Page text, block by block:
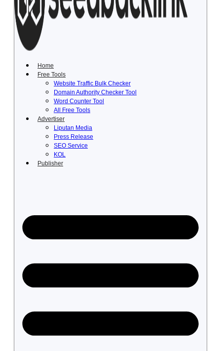
Lewati
konten
Home
Free Tools
Website Traffic Bulk Checker
Domain Authority Checker Tool
Word Counter Tool
All Free Tools
Advertiser
Liputan Media
Press Release
SEO Service
KOL
Publisher